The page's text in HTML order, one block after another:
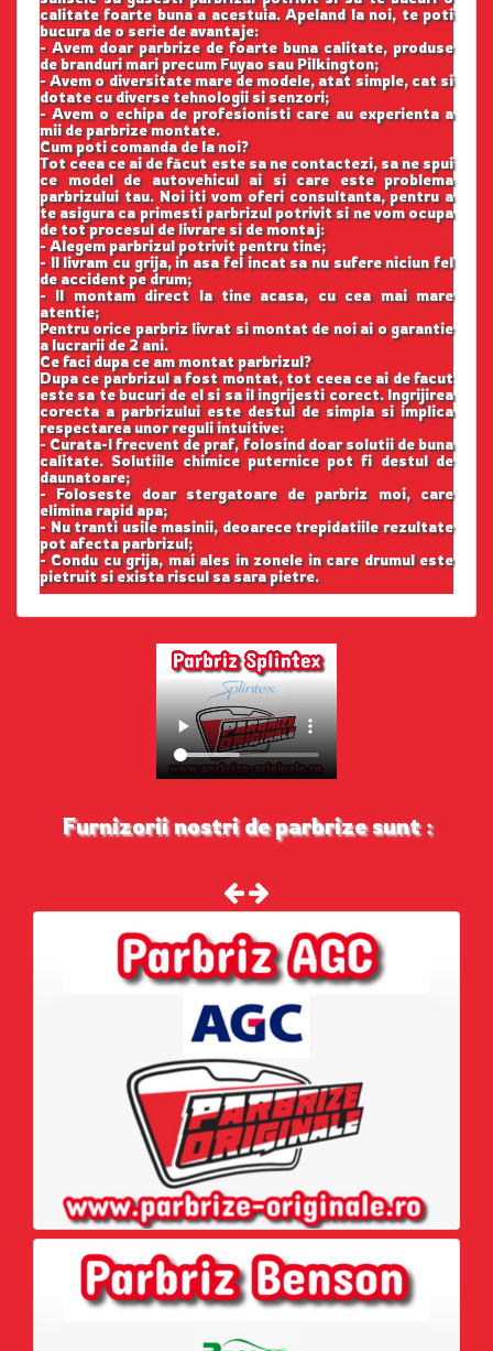
calitate foarte buna a acestuia. Apeland la noi, te poti
bucura de o serie de avantaje:
- Avem doar parbrize de foarte buna calitate, produse
de branduri mari precum Fuyao sau Pilkington;
- Avem o diversitate mare de modele, atat simple, cat si
dotate cu diverse tehnologii si senzori;
- Avem o echipa de profesionisti care au experienta a
mii de parbrize montate.
Cum poti comanda de la noi?
Tot ceea ce ai de făcut este sa ne contactezi, sa ne spui
ce model de autovehicul ai si care este problema
parbrizului tau. Noi iti vom oferi consultanta, pentru a
te asigura ca primesti parbrizul potrivit si ne vom ocupa
de tot procesul de livrare si de montaj:
- Alegem parbrizul potrivit pentru tine;
- Il livram cu grija, in asa fel incat sa nu sufere niciun fel
de accident pe drum;
- Il montam direct la tine acasa, cu cea mai mare
atentie;
Pentru orice parbriz livrat si montat de noi ai o garantie
a lucrarii de 2 ani.
Ce faci dupa ce am montat parbrizul?
Dupa ce parbrizul a fost montat, tot ceea ce ai de facut
este sa te bucuri de el si sa il ingrijesti corect. Ingrijirea
corecta a parbrizului este destul de simpla si implica
respectarea unor reguli intuitive:
- Curata-l frecvent de praf, folosind doar solutii de buna
calitate. Solutiile chimice puternice pot fi destul de
daunatoare;
- Foloseste doar stergatoare de parbriz moi, care
elimina rapid apa;
- Nu tranti usile masinii, deoarece trepidatiile rezultate
pot afecta parbrizul;
- Condu cu grija, mai ales in zonele in care drumul este
pietruit si exista riscul sa sara pietre.
Furnizorii nostri de parbrize sunt :